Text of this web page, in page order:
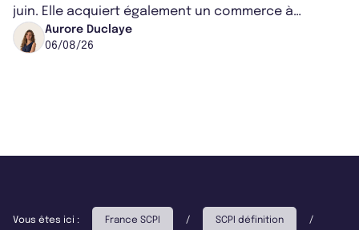
juin. Elle acquiert également un commerce à
Worcester, place une plateforme logisti...
Aurore Duclaye
06/08/26
Vous êtes ici : France SCPI / SCPI définition /